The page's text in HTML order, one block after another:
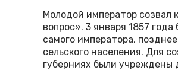
Молодой император созвал
вопрос». 3 января 1857
самого императора,
сельского населения. Для
губерниях были учреждены